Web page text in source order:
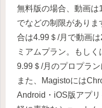
無料版の場合、動画は
でなどの制限があり
合は4.99＄/月で動画
ミアムプラン。もし
9.99＄/月のプロプラン
また、Magistoには
Android・iOS版アプ